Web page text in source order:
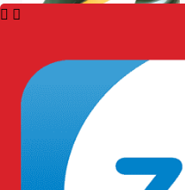
Ủng Cao Su Rêu Đế
Vàng TGP 016
0